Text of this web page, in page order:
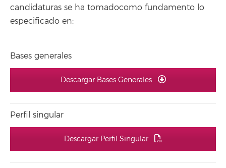
candidaturas se ha tomadocomo fundamento lo
especificado en:
Bases generales
Descargar Bases Generales
Perfil singular
Descargar Perfil Singular